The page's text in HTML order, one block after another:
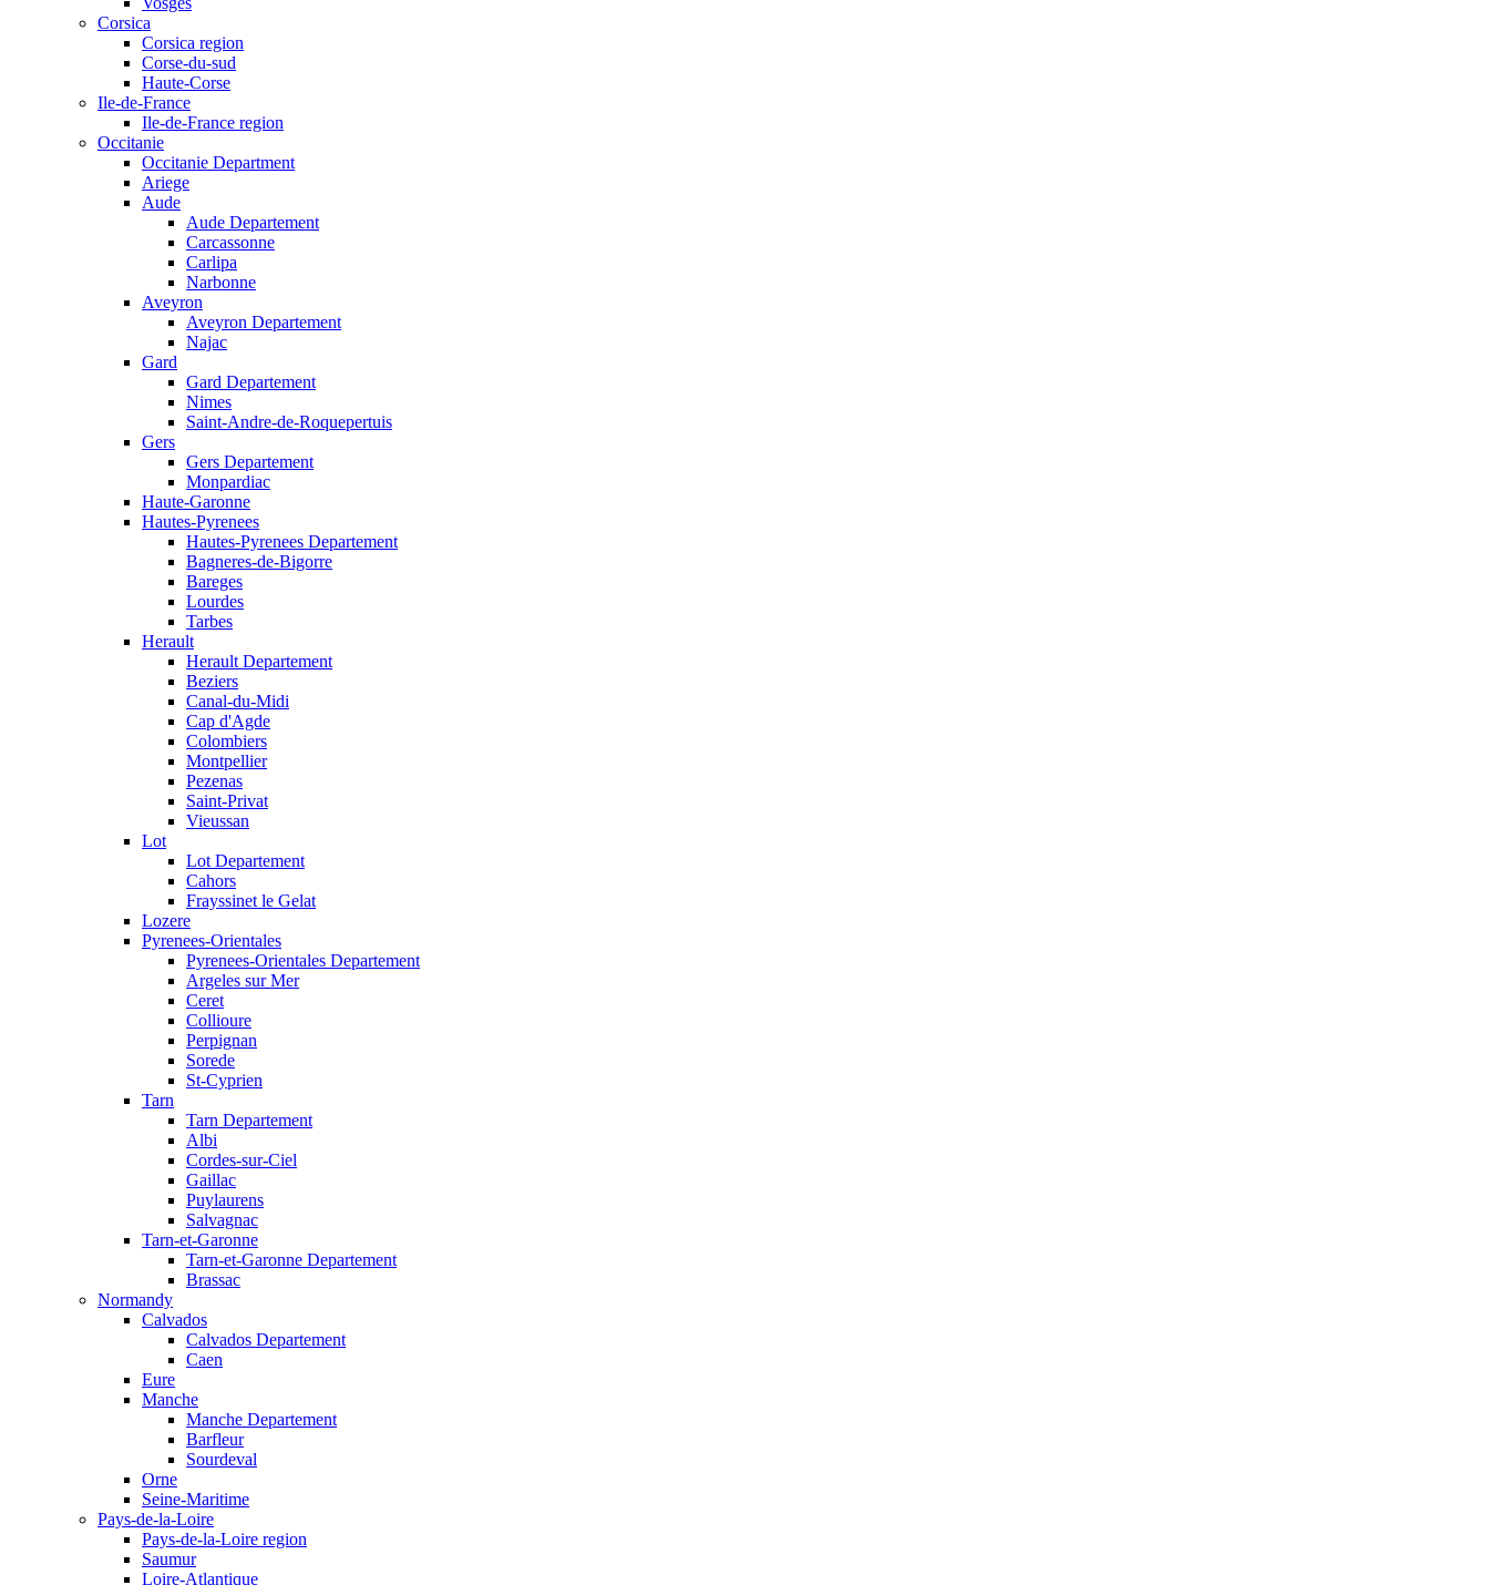
Corsica
Corsica region
Corse-du-sud
Haute-Corse
Ile-de-France
Ile-de-France region
Occitanie
Occitanie Department
Ariege
Aude
Aude Departement
Carcassonne
Carlipa
Narbonne
Aveyron
Aveyron Departement
Najac
Gard
Gard Departement
Nimes
Saint-Andre-de-Roquepertuis
Gers
Gers Departement
Monpardiac
Haute-Garonne
Hautes-Pyrenees
Hautes-Pyrenees Departement
Bagneres-de-Bigorre
Bareges
Lourdes
Tarbes
Herault
Herault Departement
Beziers
Canal-du-Midi
Cap d'Agde
Colombiers
Montpellier
Pezenas
Saint-Privat
Vieussan
Lot
Lot Departement
Cahors
Frayssinet le Gelat
Lozere
Pyrenees-Orientales
Pyrenees-Orientales Departement
Argeles sur Mer
Ceret
Collioure
Perpignan
Sorede
St-Cyprien
Tarn
Tarn Departement
Albi
Cordes-sur-Ciel
Gaillac
Puylaurens
Salvagnac
Tarn-et-Garonne
Tarn-et-Garonne Departement
Brassac
Normandy
Calvados
Calvados Departement
Caen
Eure
Manche
Manche Departement
Barfleur
Sourdeval
Orne
Seine-Maritime
Pays-de-la-Loire
Pays-de-la-Loire region
Saumur
Loire-Atlantique